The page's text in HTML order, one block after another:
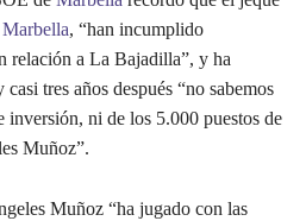
Marbella, “han incumplido
relación a La Bajadilla”, y ha
tres años después “no sabemos
inversión, ni de los 5.000 puestos de
Muñoz”.
Muñoz “ha jugado con las